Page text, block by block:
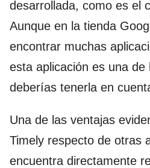
desarrollada, como es el
Aunque en la tienda
encontrar muchas
esta aplicación es una de
deberías tenerla en
Una de las ventajas
Timely respecto de otras
encuentra directamente